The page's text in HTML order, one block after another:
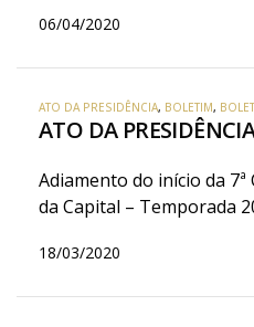
06/04/2020
ATO DA PRESIDÊNCIA, BOLETIM,
ATO DA
Adiamento do início da
da Capital – Temporada
18/03/2020